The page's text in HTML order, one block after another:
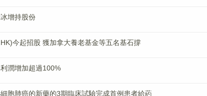
增持股份
今起招股 獲加拿大養老基金等五名基石撐
潤增加超過100%
胞肺癌的新藥的3期臨床試驗完成首例患者給葯